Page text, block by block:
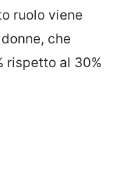
ruolo viene
che
rispetto al 30%